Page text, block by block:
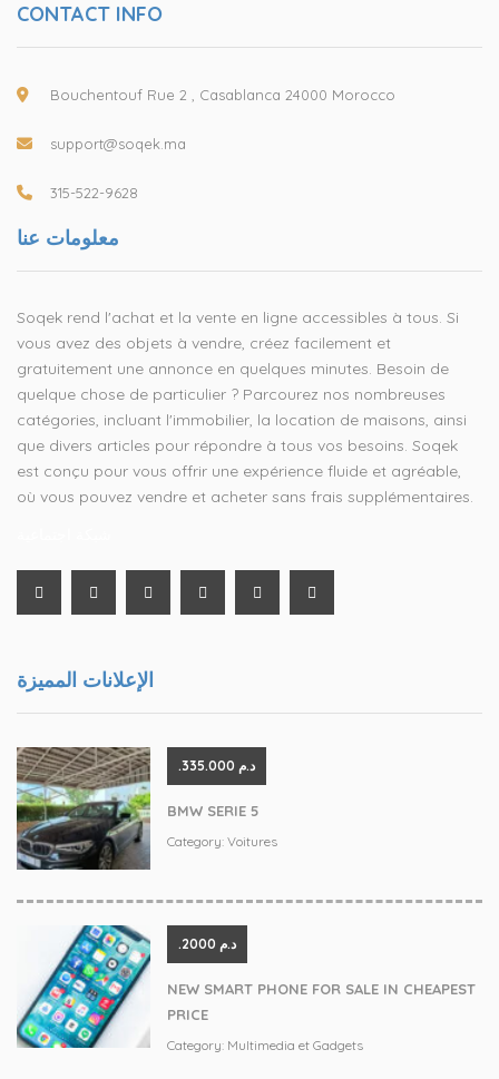
CONTACT INFO
Bouchentouf Rue 2 , Casablanca 24000 Morocco
support@soqek.ma
315-522-9628
معلومات عنا
Soqek rend l'achat et la vente en ligne accessibles à tous. Si
vous avez des objets à vendre, créez facilement et
gratuitement une annonce en quelques minutes. Besoin de
quelque chose de particulier ? Parcourez nos nombreuses
catégories, incluant l'immobilier, la location de maisons, ainsi
que divers articles pour répondre à tous vos besoins. Soqek
est conçu pour vous offrir une expérience fluide et agréable,
où vous pouvez vendre et acheter sans frais supplémentaires.
الإعلانات المميزة
.د.م 335.000
BMW SERIE 5
Category: Voitures
.د.م 2000
NEW SMART PHONE FOR SALE IN CHEAPEST
PRICE
Category: Multimedia et Gadgets